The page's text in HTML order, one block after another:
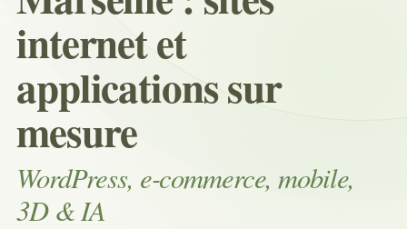
internet et
applications sur
mesure
WordPress, e-commerce, mobile,
3D & IA